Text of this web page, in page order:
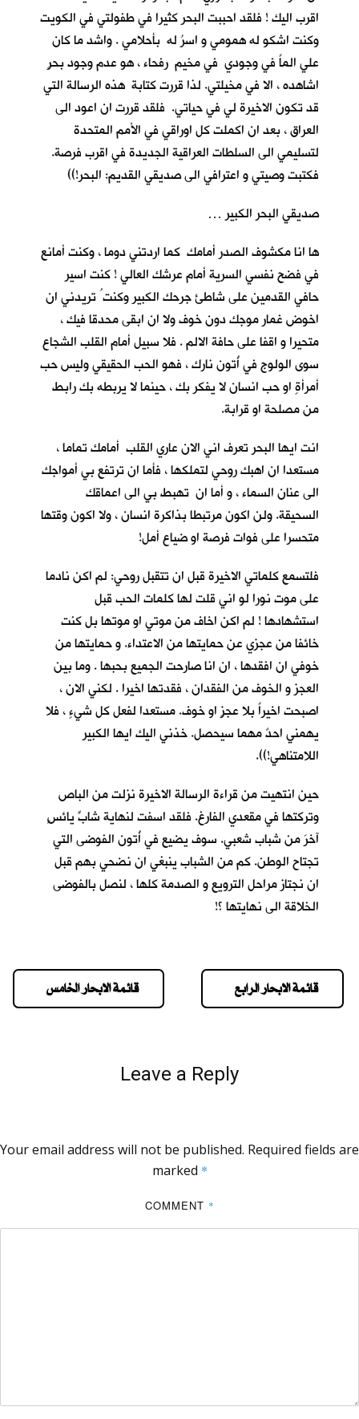
اقرب اليك ! فلقد احببت البحر كثيرا في طفولتي في الكويت
وكنت اشكو له همومي و اسرُ له بأحلامي . واشد ما كان
علي الماً في وجودي في مخيم رفحاء ، هو عدم وجود بحرٍ
اشاهده ، الا في مخيلتي. لذا قررت كتابة هذه الرسالة التي
قد تكون الاخيرة لي في حياتي. فلقد قررت ان اعود الى
العراق ، بعد ان اكملت كل اوراقي في الأمم المتحدة
لتسليمي الى السلطات العراقية الجديدة في اقرب فرصة.
فكتبت وصيتي و اعترافي الى صديقي القديم: البحر!))
صديقي البحر الكبير …
ها انا مكشوف الصدر أمامك كما اردتني دوما ، وكنت أمانع
في فضح نفسي السرية أمام عرشك العالي ! كنت اسير
حافي القدمين على شاطئ جرحك الكبير وكنت ُ تريدني ان
اخوض غمار موجك دون خوف ولا ان ابقى محدقا فيك ،
متحيرا و اقفا على حافة الالم . فلا سبيل أمام القلب الشجاع
سوى الولوج في أُتون نارك ، فهو الحب الحقيقي وليس حب
أمرأةٍ او حب انسان لا يفكر بك ، حينما لا يربطه بك رابط
من مصلحة او قرابة.
انت ايها البحر تعرف اني الان عاري القلب أمامك تماما ،
مستعدا ان اهبك روحي لتملكها ، فأما ان ترتفع بي أمواجك
الى عنان السماء ، و أما ان تهبط بي الى اعماقك
السحيقة. ولن اكون مرتبطا بذاكرة انسان ، ولا اكون وقتها
متحسرا على فوات فرصة او ضياع أمل!
فلتسمع كلماتي الاخيرة قبل ان تتقبل روحي: لم اكن نادما
على موت نورا لو اني قلت لها كلمات الحب قبل
استشهادها ! لم اكن اخاف من موتي او موتها بل كنت
خائفا من عجزي عن حمايتها من الاعتداء. و حمايتها من
خوفي ان افقدها ، ان انا صارحت الجميع بحبها . وما بين
العجز و الخوف من الفقدان ، فقدتها اخيرا . لكني الان ،
اصبحت اخيراً بلا عجزٍ او خوف. مستعدا لفعل كل شيءٍ ، فلا
يهمني احدٌ مهما سيحصل. خذني اليك ايها الكبير
اللامتناهي!)).
حين انتهيت من قراءة الرسالة الاخيرة نزلت من الباص
وتركتها في مقعدي الفارغ. فلقد اسفت لنهاية شابٍّ يائسٍ
آخرَ من شباب شعبي. سوف يضيع في أُتون الفوضى التي
تجتاح الوطن. كم من الشباب ينبغي ان نضحي بهم قبل
ان نجتاز مراحل الترويع و الصدمة كلها ، لنصل بالفوضى
الخلاقة الى نهايتها ؟!
قائمة الابحار الخامس قائمة الابحار الرابع
Leave a Reply
Your email address will not be published. Required fields are
marked *
COMMENT *